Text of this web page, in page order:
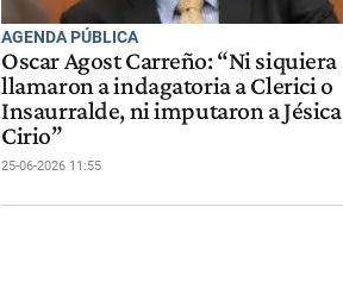
AGENDA PÚBLICA
Oscar Agost Carreño: “Ni siquiera
llamaron a indagatoria a Clerici o
Insaurralde, ni imputaron a Jésica
Cirio”
25-06-2026 11:55